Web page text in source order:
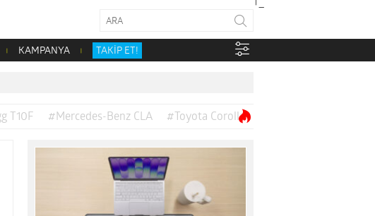
KAMPANYA TAKİP ET!
T10F #Mercedes-Benz CLA #Toyota Corolla